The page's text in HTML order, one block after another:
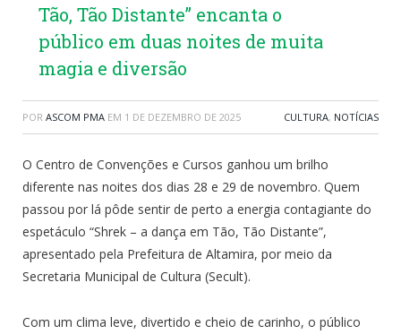
Tão, Tão Distante” encanta o
público em duas noites de muita
magia e diversão
POR ASCOM PMA EM 1 DE DEZEMBRO DE 2025 CULTURA, NOTÍCIAS
O Centro de Convenções e Cursos ganhou um brilho
diferente nas noites dos dias 28 e 29 de novembro. Quem
passou por lá pôde sentir de perto a energia contagiante do
espetáculo “Shrek – a dança em Tão, Tão Distante”,
apresentado pela Prefeitura de Altamira, por meio da
Secretaria Municipal de Cultura (Secult).
Com um clima leve, divertido e cheio de carinho, o público